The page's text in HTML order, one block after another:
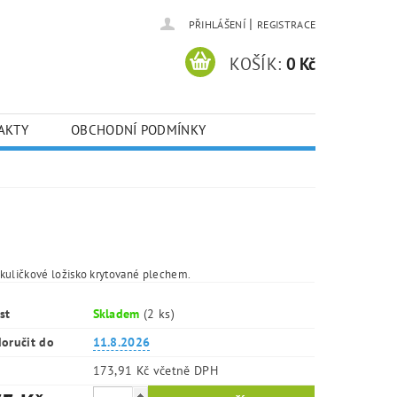
PŘIHLÁŠENÍ | REGISTRACE
KOŠÍK: 0 Kč
OBCHODNÍ PODMÍNKY
ložisko krytované plechem.
Skladem(2 ks)
do
11.8.2026
173,91 Kč včetně DPH